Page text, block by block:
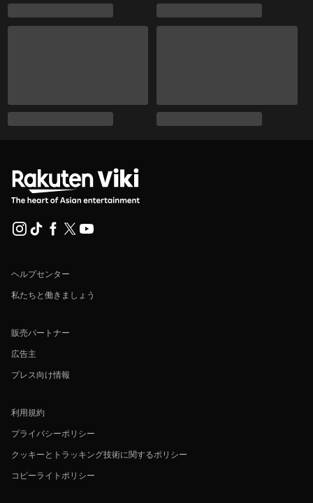
ヘルプセンター
私たちと働きましょう
販売パートナー
広告主
プレス向け情報
利用規約
プライバシーポリシー
クッキーとトラッキング技術に関するポリシー
コピーライトポリシー